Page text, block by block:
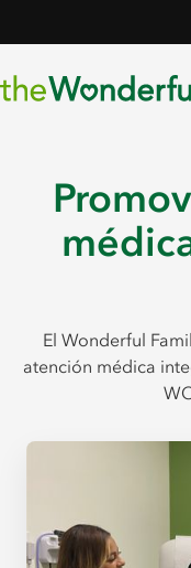
El Wonderful
atención médica